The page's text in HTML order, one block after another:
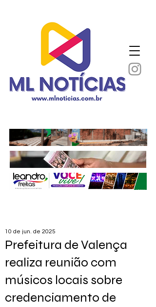
Prefeitura de Valença
realiza reunião com
músicos locais sobre
credenciamento de
10 de jun. de 2025